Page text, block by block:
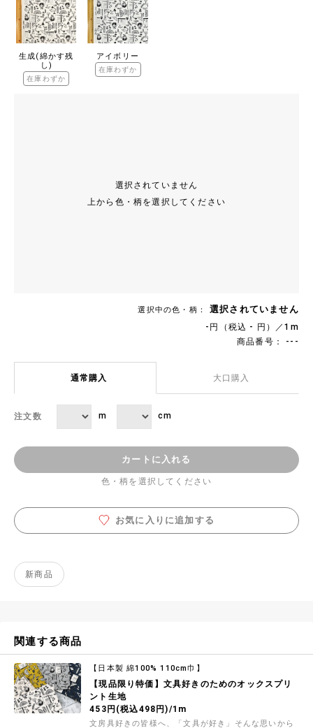
生成(綿かす残
し)
在庫わずか
アイボリー
在庫わずか
選択されていません
上から色・柄を選択してください
選択中の色・柄： 選択されていません
-円（税込 - 円）／1m
商品番号： ---
通常購入 大口購入
注文数 m cm
カートに入れる
色・柄を選択してください
お気に入りに追加する
新商品
関連する商品
【日本製 綿100% 110cm巾】
【現品限り特価】文具好きのためのオックスプリ
ント生地
453円(税込498円)/1m
文房具好きの皆様へ、「文具が好き」そんな思いから